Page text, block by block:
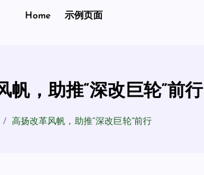
Home 示例页面
帆，助推“深改巨轮”前行
高扬改革风帆，助推“深改巨轮”前行